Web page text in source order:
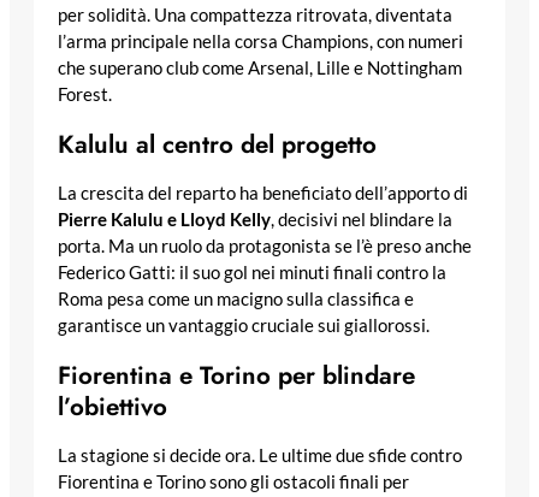
per solidità. Una compattezza ritrovata, diventata
l’arma principale nella corsa Champions, con numeri
che superano club come Arsenal, Lille e Nottingham
Forest.
Kalulu al centro del progetto
La crescita del reparto ha beneficiato dell’apporto di
Pierre Kalulu e Lloyd Kelly, decisivi nel blindare la
porta. Ma un ruolo da protagonista se l’è preso anche
Federico Gatti: il suo gol nei minuti finali contro la
Roma pesa come un macigno sulla classifica e
garantisce un vantaggio cruciale sui giallorossi.
Fiorentina e Torino per blindare
l’obiettivo
La stagione si decide ora. Le ultime due sfide contro
Fiorentina e Torino sono gli ostacoli finali per